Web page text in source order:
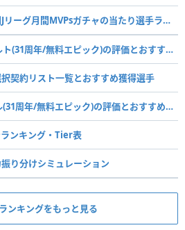
無料ショータイム復刻Jリーグ月間MVPsガチャの当たり選手ランキング
EPフランクライカールト(31周年/無料エピック)の評価とおすすめ育成・スキル追加
契約リスト一覧とおすすめ獲得選手
EPマルクファンボメル(31周年/無料エピック)の評価とおすすめ育成・スキル追加
ンキング・Tier表
り分けシミュレーション
ンキングをもっと見る